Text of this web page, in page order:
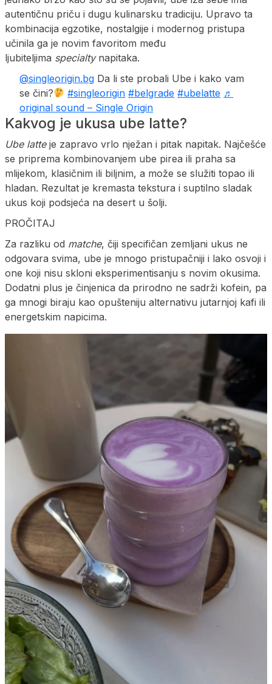
autentičnu priču i dugu kulinarsku tradiciju. Upravo ta
kombinacija egzotike, nostalgije i modernog pristupa
učinila ga je novim favoritom među
ljubiteljima specialtynapitaka.
@singleorigin.bg Da li ste probali Ube i kako vam
se čini?
#singleorigin #belgrade #ubelatte ♬
original sound – Single Origin
Kakvog je ukusa ube latte?
Ube latteje zapravo vrlo nježan i pitak napitak. Najčešće
se priprema kombinovanjem ube pirea ili praha sa
mlijekom, klasičnim ili biljnim, a može se služiti topao ili
hladan. Rezultat je kremasta tekstura i suptilno sladak
ukus koji podsjeća na desert u šolji.
PROČITAJ
Za razliku od matche, čiji specifičan zemljani ukus ne
odgovara svima, ube je mnogo pristupačniji i lako osvoji i
one koji nisu skloni eksperimentisanju s novim okusima.
Dodatni plus je činjenica da prirodno ne sadrži kofein, pa
ga mnogi biraju kao opušteniju alternativu jutarnjoj kafi ili
energetskim napicima.